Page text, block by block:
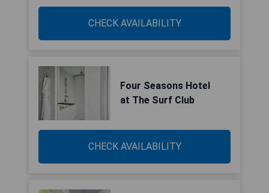
CHECK AVAILABILITY
Four Seasons Hotel
at The Surf Club
CHECK AVAILABILITY